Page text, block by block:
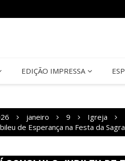
EDIÇÃO IMPRESSA
janeiro 9 Igreja
de Esperança na Festa da